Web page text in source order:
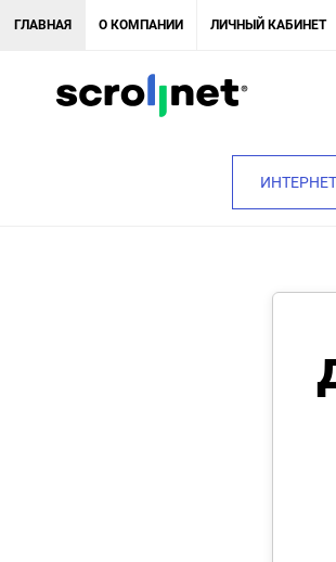
ГЛАВНАЯ О КОМПАНИИ ЛИЧНЫЙ КАБИНЕТ
ИНТЕРНЕТ